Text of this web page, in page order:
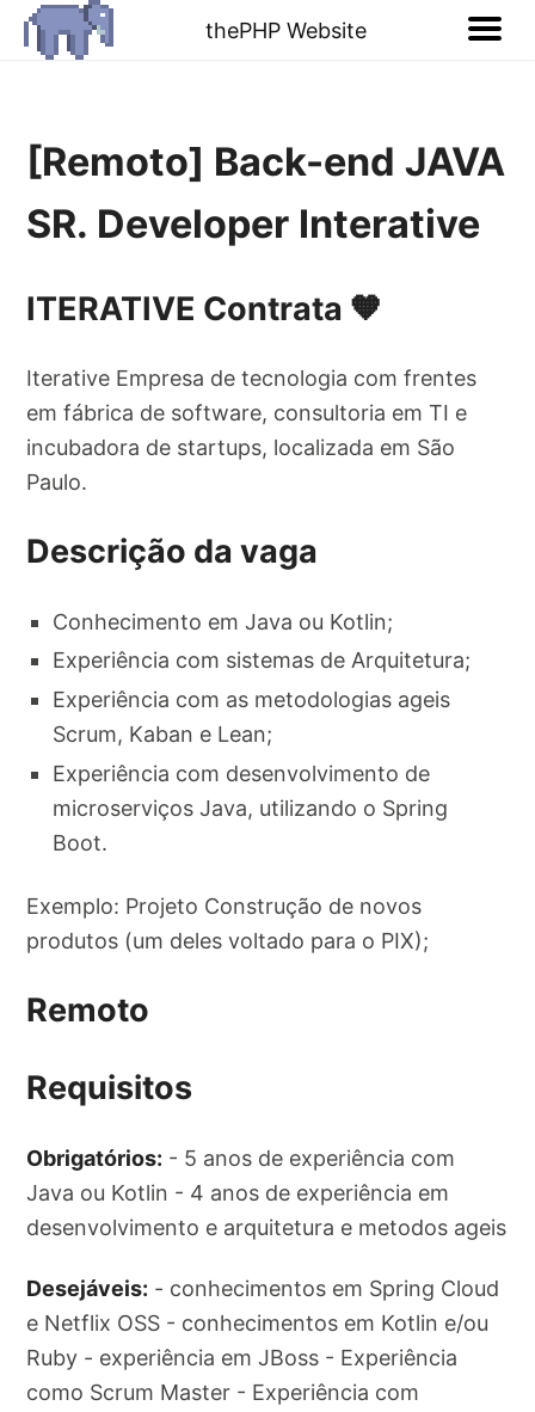
thePHP Website
[Remoto] Back-end JAVA
SR. Developer Interative
ITERATIVE Contrata 🧡
Iterative Empresa de tecnologia com frentes
em fábrica de software, consultoria em TI e
incubadora de startups, localizada em São
Paulo.
Descrição da vaga
Conhecimento em Java ou Kotlin;
Experiência com sistemas de Arquitetura;
Experiência com as metodologias ageis
Scrum, Kaban e Lean;
Experiência com desenvolvimento de
microserviços Java, utilizando o Spring
Boot.
Exemplo: Projeto Construção de novos
produtos (um deles voltado para o PIX);
Remoto
Requisitos
Obrigatórios: - 5 anos de experiência com
Java ou Kotlin - 4 anos de experiência em
desenvolvimento e arquitetura e metodos ageis
Desejáveis: - conhecimentos em Spring Cloud
e Netflix OSS - conhecimentos em Kotlin e/ou
Ruby - experiência em JBoss - Experiência
como Scrum Master - Experiência com